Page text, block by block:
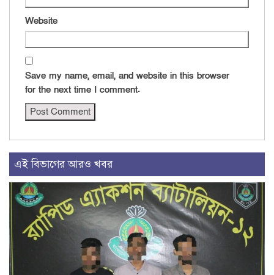
Website
Save my name, email, and website in this browser
for the next time I comment.
এই বিভাগের আরও খবর